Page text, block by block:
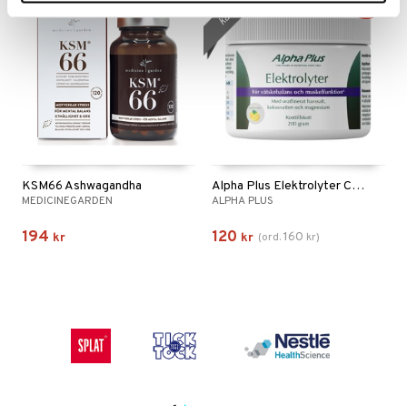
KSM66 Ashwagandha
MEDICINEGARDEN
194 kr
Alpha Plus Elektrolyter Citron
ALPHA PLUS
120 kr (ord.160 kr)
kampanj